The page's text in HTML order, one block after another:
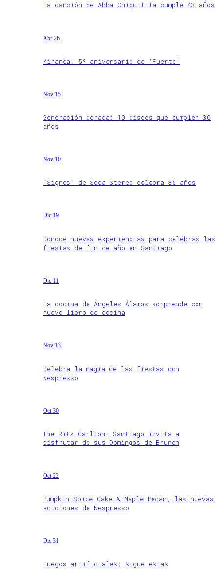
La canción de Abba Chiquitita cumple 43 años
Abr 26
Miranda! 5º aniversario de ‘Fuerte’
Nov 15
Generación dorada: 10 discos que cumplen 30
años
Nov 10
“Signos” de Soda Stereo celebra 35 años
Dic 19
Conoce nuevas experiencias para celebras las
fiestas de fin de año en Santiago
Dic 11
La cocina de Ángeles Álamos sorprende con
nuevo libro de cocina
Nov 13
Celebra la magia de las fiestas con
Nespresso
Oct 30
The Ritz-Carlton, Santiago invita a
disfrutar de sus Domingos de Brunch
Oct 22
Pumpkin Spice Cake & Maple Pecan, las nuevas
ediciones de Nespresso
Dic 31
Fuegos artificiales: sigue estas